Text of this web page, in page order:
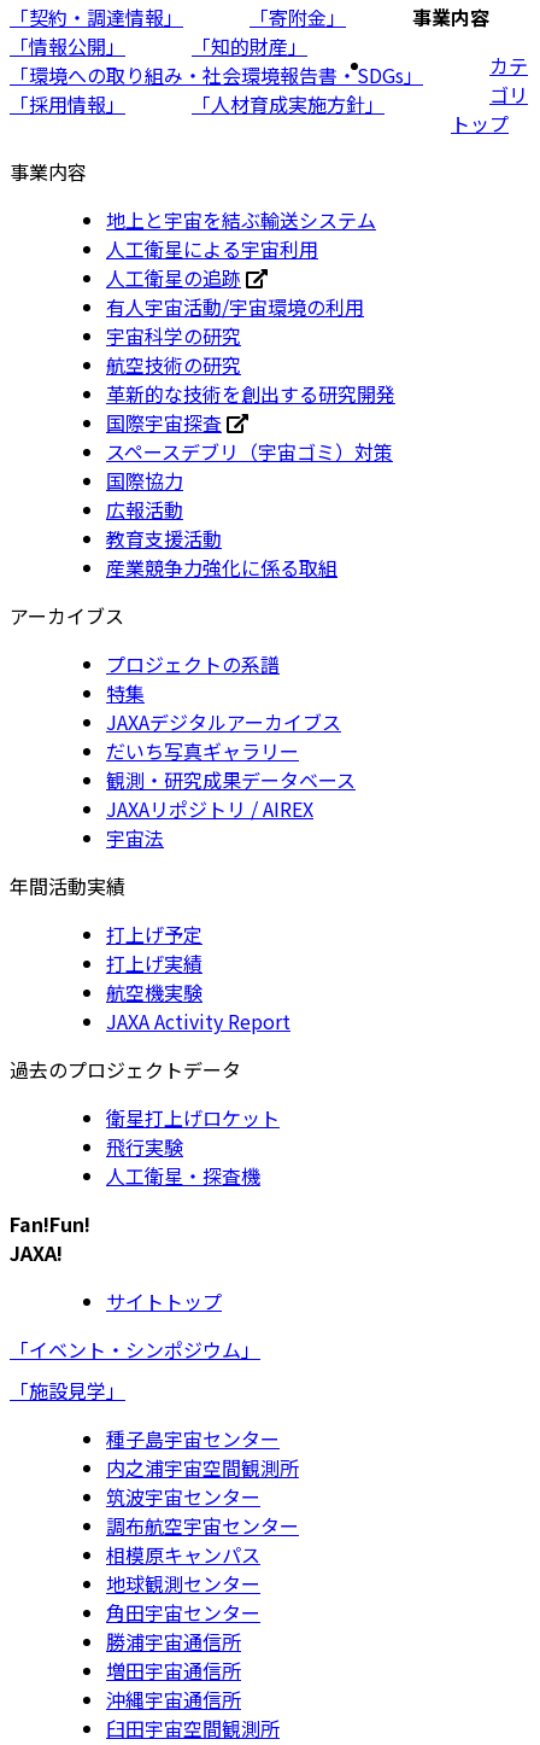
「契約・調達情報」
「寄附金」
「情報公開」
「知的財産」
「環境への取り組み・社会環境報告書・SDGs」
「採用情報」
「人材育成実施方針」
事業内容
カテ
ゴリ
トップ
事業内容
地上と宇宙を結ぶ輸送システム
人工衛星による宇宙利用
人工衛星の追跡
有人宇宙活動/宇宙環境の利用
宇宙科学の研究
航空技術の研究
革新的な技術を創出する研究開発
国際宇宙探査
スペースデブリ（宇宙ゴミ）対策
国際協力
広報活動
教育支援活動
産業競争力強化に係る取組
アーカイブス
プロジェクトの系譜
特集
JAXAデジタルアーカイブス
だいち写真ギャラリー
観測・研究成果データベース
JAXAリポジトリ / AIREX
宇宙法
年間活動実績
打上げ予定
打上げ実績
航空機実験
JAXA Activity Report
過去のプロジェクトデータ
衛星打上げロケット
飛行実験
人工衛星・探査機
Fan!Fun!
JAXA!
サイトトップ
「イベント・シンポジウム」
「施設見学」
種子島宇宙センター
内之浦宇宙空間観測所
筑波宇宙センター
調布航空宇宙センター
相模原キャンパス
地球観測センター
角田宇宙センター
勝浦宇宙通信所
増田宇宙通信所
沖縄宇宙通信所
臼田宇宙空間観測所